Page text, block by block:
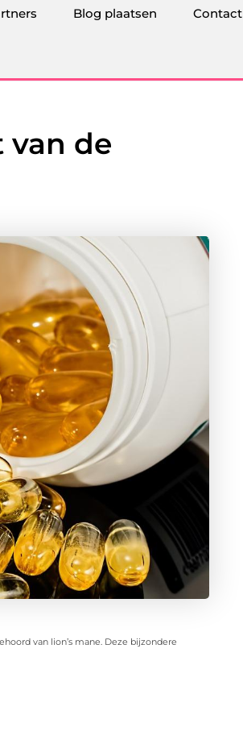
Blog plaatsen Contact
van de
van lion’s mane. Deze bijzondere